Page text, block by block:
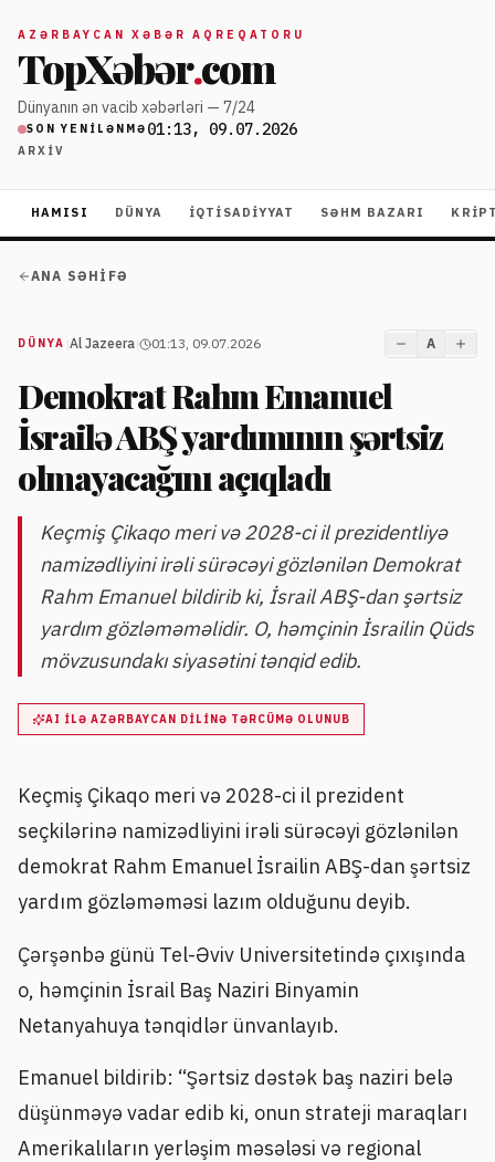
AZƏRBAYCAN XƏBƏR AQREQATORU
TopXəbər.com
Dünyanın ən vacib xəbərləri — 7/24
SON YENILƏNMƏ 01:13, 09.07.2026
ARXIV
HAMISI DÜNYA İQTISADIYYAT SƏHM BAZARI
ANA SƏHIFƏ
DÜNYA Al Jazeera 01:13, 09.07.2026 A
Demokrat Rahm Emanuel
İsrailə ABŞ yardımının şərtsiz
olmayacağını açıqladı
Keçmiş Çikaqo meri və 2028-ci il prezidentliyə
namizədliyini irəli sürəcəyi gözlənilən Demokrat
Rahm Emanuel bildirib ki, İsrail ABŞ-dan şərtsiz
yardım gözləməməlidir. O, həmçinin İsrailin Qüds
mövzusundakı siyasətini tənqid edib.
AI ILƏ AZƏRBAYCAN DILINƏ TƏRCÜMƏ OLUNUB
Keçmiş Çikaqo meri və 2028-ci il prezident
seçkilərinə namizədliyini irəli sürəcəyi gözlənilən
demokrat Rahm Emanuel İsrailin ABŞ-dan şərtsiz
yardım gözləməməsi lazım olduğunu deyib.
Çərşənbə günü Tel-Əviv Universitetində çıxışında
o, həmçinin İsrail Baş Naziri Binyamin
Netanyahuya tənqidlər ünvanlayıb.
Emanuel bildirib: “Şərtsiz dəstək baş naziri belə
düşünməyə vadar edib ki, onun strateji maraqları
Amerikalıların yerləşim məsələsi və regional